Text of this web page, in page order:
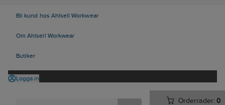
Bli kund hos Ahlsell Workwear
Om Ahlsell Workwear
Butiker
Logga in
Orderrader:0